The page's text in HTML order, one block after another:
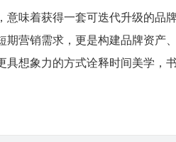
意味着获得一套可迭代升级的品
期营销需求，更是构建品牌资产
想象力的方式诠释时间美学，